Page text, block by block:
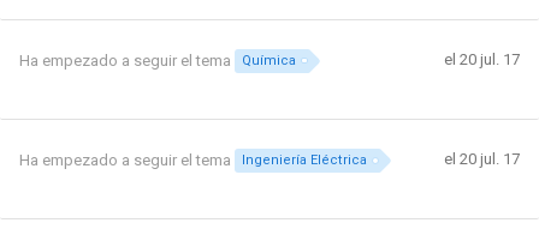
Ha empezado a seguir el tema Química el 20 jul. 17
Ha empezado a seguir el tema Ingeniería Eléctrica el 20 jul. 17